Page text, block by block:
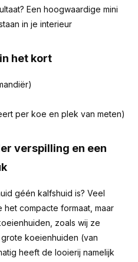
Een hoogwaardige mini
in je interieur
het kort
per koe en plek van meten)
verspilling en een
géén kalfshuid is? Veel
compacte formaat, maar
zoals wij ze
koeienhuiden (van
heeft de looierij namelijk